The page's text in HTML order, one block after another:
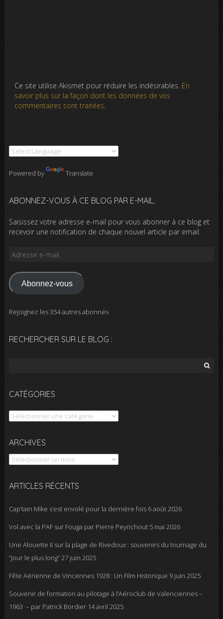
Ce site utilise Akismet pour réduire les indésirables. En
savoir plus sur la façon dont les données de vos
commentaires sont traitées.
Powered by Translate
ABONNEZ-VOUS À CE BLOG PAR E-MAIL.
Saisissez votre adresse e-mail pour vous abonner à ce blog et
recevoir une notification de chaque nouvel article par email.
Adresse
mail
Abonnez-vous
Rejoignez les 354 autres abonnés
RECHERCHER SUR LE BLOG :
CATÉGORIES
Catégories
ARCHIVES
Archives
ARTICLES RÉCENTS
Cap’tain Mike s’est envolé pour la dernière fois 6 août 2026
Vol avec la PAF sur Fouga par Pierre Peyrichout 5 mai 2026
Une Alouette II sur la plage de Rivedoux : souvenirs du tournage du
“Jour le plus long”27 juin 2025
Fête Aérienne de Vincennes 1928 : Un Film Historique 9 juin 2025
Souvenir de formation au pilotage à l’Aéroclub de Valenciennes –
1963 – par Patrick Bordier 14 avril 2025